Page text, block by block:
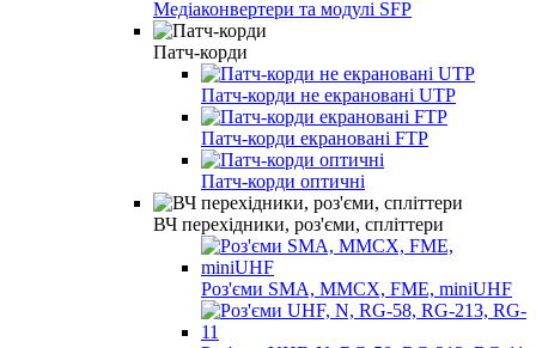
Медіаконвертери та модулі SFP
Патч-корди
Патч-корди не екрановані UTP
Патч-корди екрановані FTP
Патч-корди оптичні
ВЧ перехідники, роз'єми, спліттери
Роз'єми SMA, MMCX, FME, miniUHF